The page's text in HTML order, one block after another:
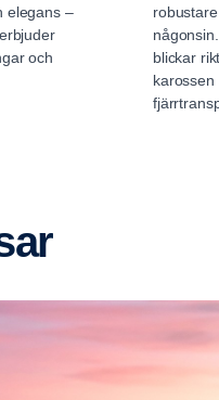
elegans –
och
blickar